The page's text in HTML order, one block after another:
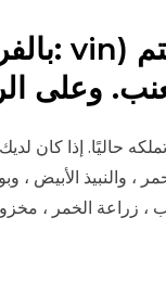
حاليًا. إذا كان
، والنبيذ الأبيض ،
، زراعة الخمر ،